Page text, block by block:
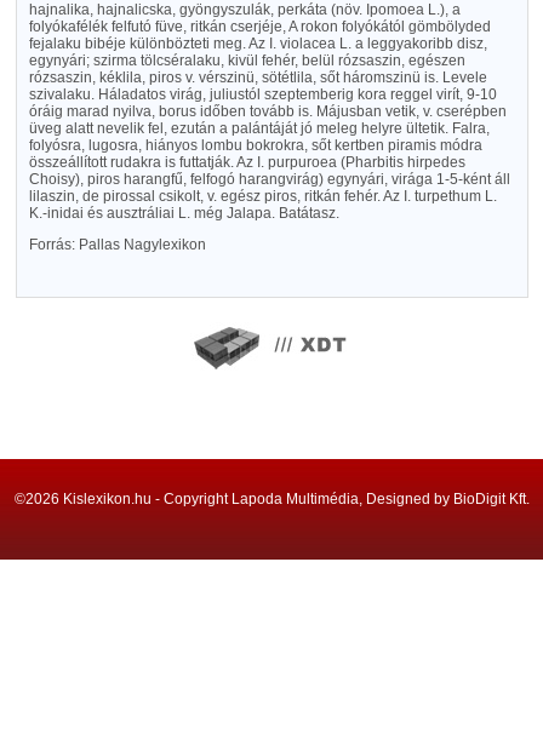
hajnalika, hajnalicska, gyöngyszulák, perkáta (növ. Ipomoea L.), a
folyókafélék felfutó füve, ritkán cserjéje, A rokon folyókától gömbölyded
fejalaku bibéje különbözteti meg. Az I. violacea L. a leggyakoribb disz,
egynyári; szirma tölcséralaku, kivül fehér, belül rózsaszin, egészen
rózsaszin, kéklila, piros v. vérszinü, sötétlila, sőt háromszinü is. Levele
szivalaku. Háladatos virág, juliustól szeptemberig kora reggel virít, 9-10
óráig marad nyilva, borus időben tovább is. Májusban vetik, v. cserépben
üveg alatt nevelik fel, ezután a palántáját jó meleg helyre ültetik. Falra,
folyósra, lugosra, hiányos lombu bokrokra, sőt kertben piramis módra
összeállított rudakra is futtatják. Az I. purpuroea (Pharbitis hirpedes
Choisy), piros harangfű, felfogó harangvirág) egynyári, virága 1-5-ként áll
lilaszin, de pirossal csikolt, v. egész piros, ritkán fehér. Az I. turpethum L.
K.-inidai és ausztráliai L. még Jalapa. Batátasz.
Forrás: Pallas Nagylexikon
©2026 Kislexikon.hu - Copyright Lapoda Multimédia, Designed by BioDigit Kft.